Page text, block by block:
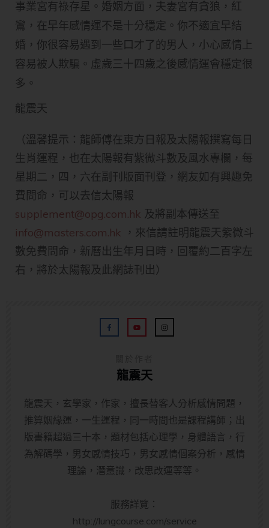
事業宮有祿存星。婚姻方面，夫妻宮有貪狼，紅
鸞，在早年感情運不是十分穩定。你不適宜早結
婚，你很容易遇到一些口才了的男人，小心感情上
容易被人欺騙。虛歲三十四歲之後感情運會穩定很
多。
龍震天
（溫馨提示：龍師傅在東方日報及太陽報撰寫每日
生肖運程，也在太陽報有紫微斗數及風水專欄，每
星期二，四，六在副刊版面刊登，網友如有興趣免
費問命，可以去信太陽報
supplement@opg.com.hk 及將副本傳送至
info@masters.com.hk ，來信請註明龍震天紫微斗
數免費問命，新曆出生年月日時，回覆約二百字左
右，將於太陽報及此網誌刊出）
龍震天
龍震天，玄學家，作家，擅長替客人分析感情問題，
推算姻緣運，一生運程，同一時間也是課程講師；出
版書籍超過三十本，題材包括心理學，身體語言，行
為解碼學，男女感情技巧，男女感情個案分析，感情
理論，潛意識，改思改運等等。
服務詳覽：
http://lungcourse.com/service